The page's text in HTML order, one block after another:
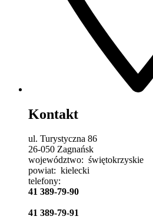
Kontakt
ul. Turystyczna 86
26-050 Zagnańsk
województwo: świętokrzyskie
powiat: kielecki
telefony:
41 389-79-90
41 389-79-91